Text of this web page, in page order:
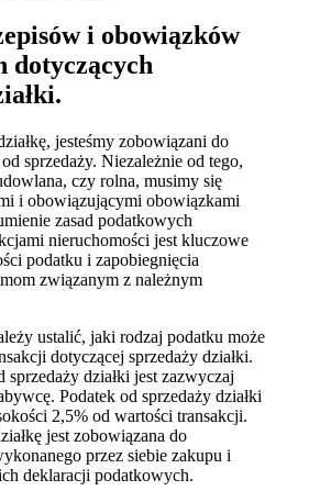
i obowiązków
dotyczących
jesteśmy zobowiązani do
sprzedaży. Niezależnie od tego,
czy rolna, musimy się
i obowiązującymi obowiązkami
zasad podatkowych
nieruchomości jest kluczowe
podatku i zapobiegnięcia
związanym z należnym
ustalić, jaki rodzaj podatku może
dotyczącej sprzedaży działki.
sprzedaży działki jest zazwyczaj
Podatek od sprzedaży działki
2,5% od wartości transakcji.
jest zobowiązana do
przez siebie zakupu i
deklaracji podatkowych.